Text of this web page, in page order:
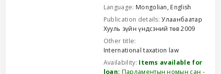
Language: Mongolian,English
Publication details:Улаанбаатар
Хууль зүйн үндсэний төв 2009
Other title:
International taxation law
Availability: Items available for
loan: Парламентын номын сан -